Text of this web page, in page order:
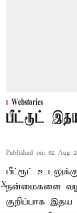
Webstories
பீட்ரூட்
Published on: 02 Aug
பீட்ரூட்
நன்மைகளை
குறிப்பாக
X